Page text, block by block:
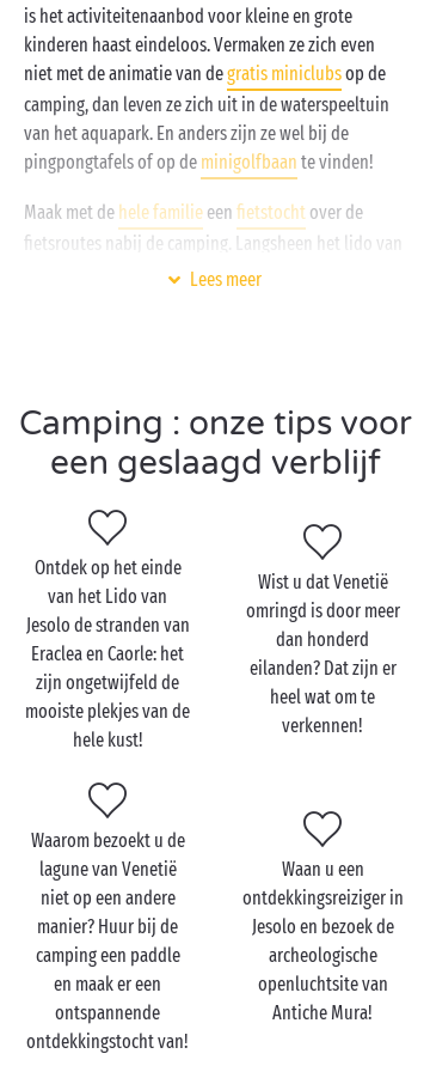
is het activiteitenaanbod voor kleine en grote
kinderen haast eindeloos. Vermaken ze zich even
niet met de animatie van degratis miniclubsop de
camping, dan leven ze zich uit in de waterspeeltuin
van het aquapark. En anders zijn ze wel bij de
pingpongtafels of op de minigolfbaan te vinden!
Maak met de hele familie een fietstocht over de
fietsroutes nabij de camping. Langsheen het lido van
Jesolo nodigen stranden, vrijetijdsclubs en aquaria u
Bezoek Cavallino-Treporti
met z'n tweetjes
Trakteer uzelf op een
uitje in de lagune
van Venetië en maak kennis met zijn archipel die in
de hele wereld zijn gelijke niet kent! Vanaf uw
camping in Cavallino-Treporti bent u al in enkele
minuten op het emblematische San Marco-plein. In
een gondel, te voet of aan boord van de Vaporetto:
de Dogenstad weet elke bezoeker te betoveren,
ongeacht hoe u ze bekijkt!
En waarom stoppen nu u zo goed bezig bent?
Murano, Burano en Torcello vormen een niet te
missen drieluik. Elk van deze eilanden is bezaaid met
heuse pareltjes: ideaal om hand in hand met uw
geliefde te ontdekken dus. Waar zullen we beginnen?
Lees meer
Camping : onze tips voor
een geslaagd verblijf
Ontdek op het einde
van het Lido van
Jesolo de stranden van
Eraclea en Caorle: het
zijn ongetwijfeld de
mooiste plekjes van de
hele kust!
Wist u dat Venetië
omringd is door meer
dan honderd
eilanden? Dat zijn er
heel wat om te
verkennen!
Waarom bezoekt u de
lagune van Venetië
niet op een andere
manier? Huur bij de
camping een paddle
en maak er een
ontspannende
ontdekkingstocht van!
Waan u een
ontdekkingsreiziger in
Jesolo en bezoek de
archeologische
openluchtsite van
Antiche Mura!